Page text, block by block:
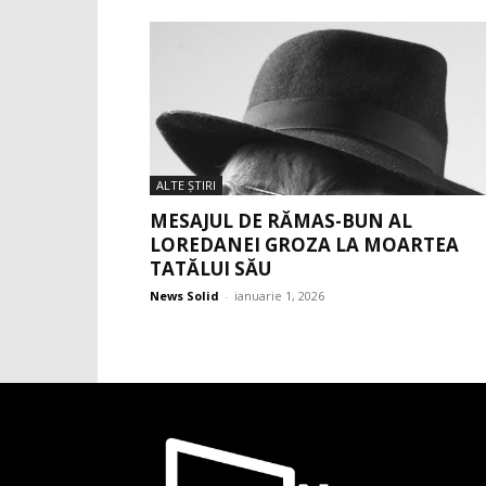
ALTE ŞTIRI
MESAJUL DE RĂMAS-BUN AL
LOREDANEI GROZA LA MOARTEA
TATĂLUI SĂU
News Solid - ianuarie 1, 2026